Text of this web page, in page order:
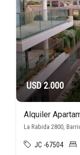
USD 2.000
La Rabida 2800,
JC -67504